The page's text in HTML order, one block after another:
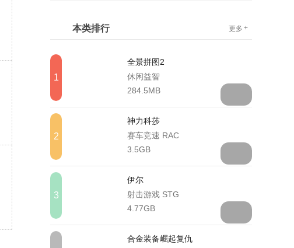
本类排行 更多 +
1
全景拼图2
休闲益智
284.5MB
2
神力科莎
赛车竞速 RAC
3.5GB
3
伊尔
射击游戏 STG
4.77GB
合金装备崛起复仇